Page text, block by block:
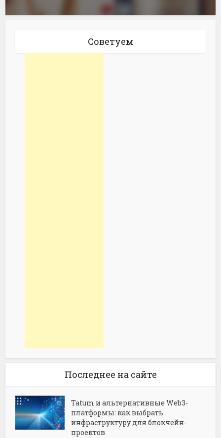
Советуем
Последнее на сайте
Tatum и альтернативные Web3-
платформы: как выбрать
инфраструктуру для блокчейн-
проектов